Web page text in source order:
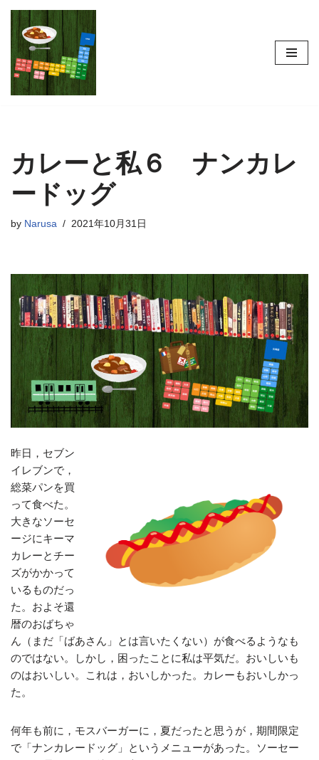
コ
ン
テ
ン
キ
ッ
プ
カレーと私６ ナンカレ
ードッグ
by Narusa 2021年10月31日
昨日，セブン
イレブンで，
総菜パンを買
って食べた。
大きなソーセ
ージにキーマ
カレーとチー
ズがかかって
いるものだっ
た。およそ還
暦のおばちゃ
ん（まだ「ばあさん」とは言いたくない）が食べるようなも
のではない。しかし，困ったことに私は平気だ。おいしいも
のはおいしい。これは，おいしかった。カレーもおいしかっ
た。
何年も前に，モスバーガーに，夏だったと思うが，期間限定
で「ナンカレードッグ」というメニューがあった。ソーセー